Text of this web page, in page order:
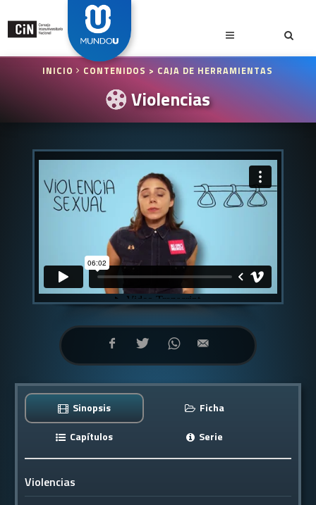
INICIO CONTENIDOS > CAJA DE HERRAMIENTAS
Violencias
Sinopsis
Ficha
Capítulos
Serie
Violencias